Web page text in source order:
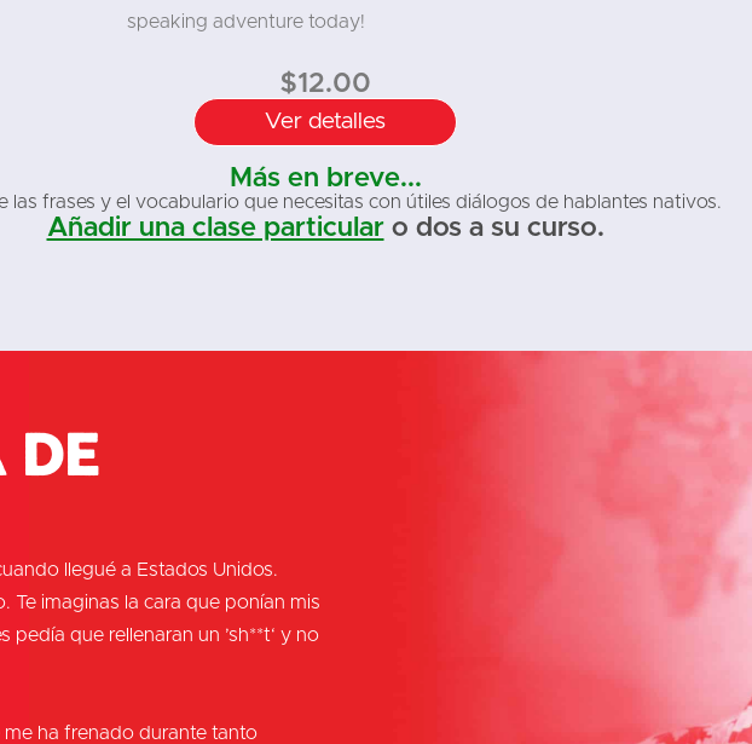
speaking adventure today!
$12.00
Ver detalles
Más en breve...
las frases y el vocabulario que necesitas con útiles diálogos de hablantes nativos.
Añadir una clase particularo dos a su curso.
llegué a Estados Unidos.
Te imaginas la cara que ponían mis
pedía que rellenaran un ’sh**t‘ y no
me ha frenado durante tanto